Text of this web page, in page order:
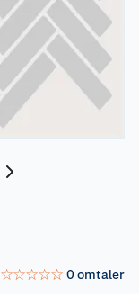
☆☆☆☆☆ 0omtaler